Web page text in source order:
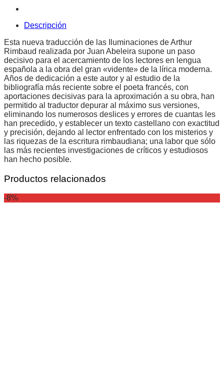
Descripción
Esta nueva traducción de las Iluminaciones de Arthur
Rimbaud realizada por Juan Abeleira supone un paso
decisivo para el acercamiento de los lectores en lengua
española a la obra del gran «vidente» de la lírica moderna.
Años de dedicación a este autor y al estudio de la
bibliografía más reciente sobre el poeta francés, con
aportaciones decisivas para la aproximación a su obra, han
permitido al traductor depurar al máximo sus versiones,
eliminando los numerosos deslices y errores de cuantas les
han precedido, y establecer un texto castellano con exactitud
y precisión, dejando al lector enfrentado con los misterios y
las riquezas de la escritura rimbaudiana; una labor que sólo
las más recientes investigaciones de críticos y estudiosos
han hecho posible.
Productos relacionados
-8%